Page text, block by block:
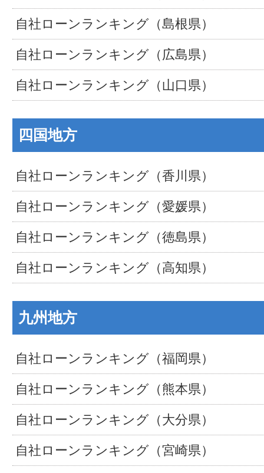
自社ローンランキング（島根県）
自社ローンランキング（広島県）
自社ローンランキング（山口県）
四国地方
自社ローンランキング（香川県）
自社ローンランキング（愛媛県）
自社ローンランキング（徳島県）
自社ローンランキング（高知県）
九州地方
自社ローンランキング（福岡県）
自社ローンランキング（熊本県）
自社ローンランキング（大分県）
自社ローンランキング（宮崎県）